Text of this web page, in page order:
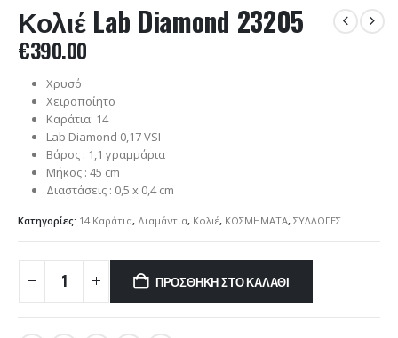
Κολιέ Lab Diamond 23205
€390.00
Χρυσό
Χειροποίητο
Καράτια: 14
Lab Diamond 0,17 VSI
Βάρος : 1,1 γραμμάρια
Μήκος : 45 cm
Διαστάσεις : 0,5 x 0,4 cm
Κατηγορίες: 14 Καράτια, Διαμάντια, Κολιέ, ΚΟΣΜΗΜΑΤΑ, ΣΥΛΛΟΓΕΣ
ΠΡΟΣΘΉΚΗ ΣΤΟ ΚΑΛΆΘΙ